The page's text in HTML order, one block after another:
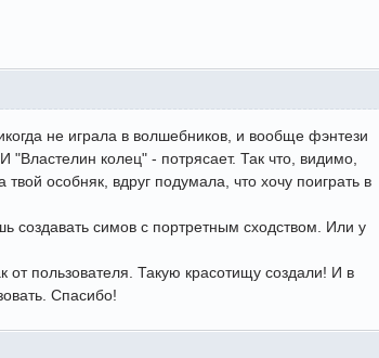
не играла в волшебников, и вообще фэнтези
колец" - потрясает. Так что, видимо,
особняк, вдруг подумала, что хочу поиграть в
создавать симов с портретным сходством. Или у
пользователя. Такую красотищу создали! И в
Спасибо!